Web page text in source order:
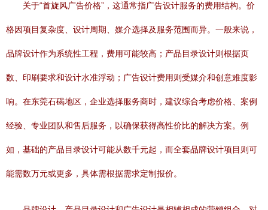
关于“首旋风广告价格”，这通常指广告设计服务的费用结构。价
格因项目复杂度、设计周期、媒介选择及服务范围而异。一般来说，
品牌设计作为系统性工程，费用可能较高；产品目录设计则根据页
数、印刷要求和设计水准浮动；广告设计费用则受媒介和创意难度影
响。在东莞石碣地区，企业选择服务商时，建议综合考虑价格、案例
经验、专业团队和售后服务，以确保获得高性价比的解决方案。例
如，基础的产品目录设计可能从数千元起，而全套品牌设计项目则可
能需数万元或更多，具体需根据需求定制报价。